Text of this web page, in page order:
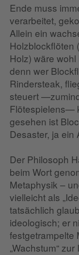
Ende muss
verarbeitet,
Allein ein
Holzblockflöten
Holz) wäre
denn wer
Rindersteak,
steuert
Flötespielens—
gesehen ist
Desaster, ja ein
Der Philosoph
beim Wort
Metaphysik –
vielleicht als
tatsächlich
ideologisch; er
festgetrampelte
„Wachstum“